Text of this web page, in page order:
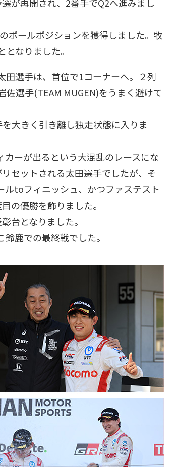
ポールポジションを獲得しました。牧
なりました。
田選手は、首位で1コーナーへ。２列
選手(TEAM MUGEN)をうまく避けて
大きく引き離し独走状態に入りま
カーが出るという大混乱のレースにな
セットされる太田選手でしたが、そ
ルtoフィニッシュ、かつファステスト
の優勝を飾りました。
台となりました。
鹿での最終戦でした。